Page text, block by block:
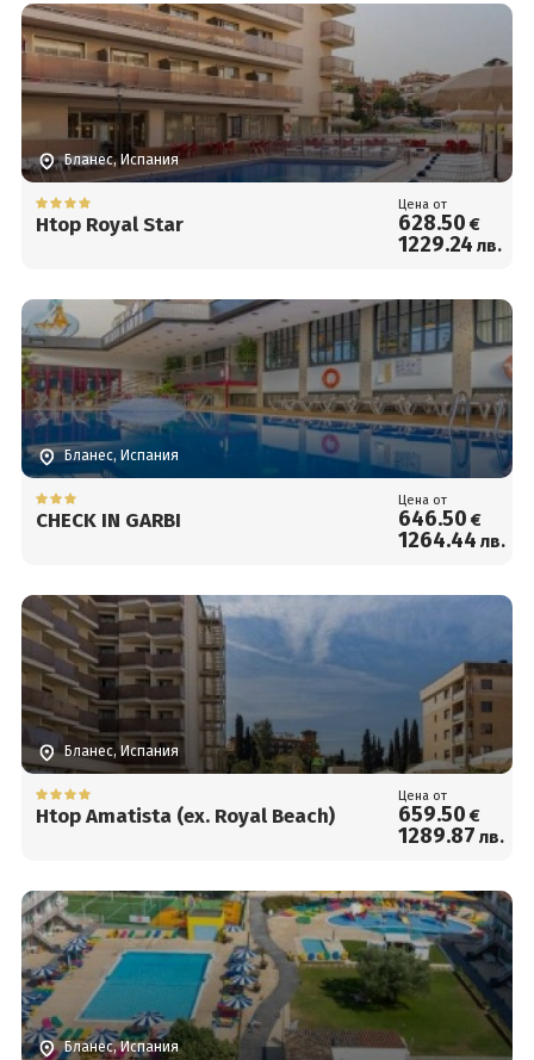
Бланес, Испания
Htop Royal Star
Цена от
628.50 €
1229.24 лв.
Бланес, Испания
CHECK IN GARBI
Цена от
646.50 €
1264.44 лв.
Бланес, Испания
Htop Amatista (ex. Royal Beach)
Цена от
659.50 €
1289.87 лв.
Бланес, Испания